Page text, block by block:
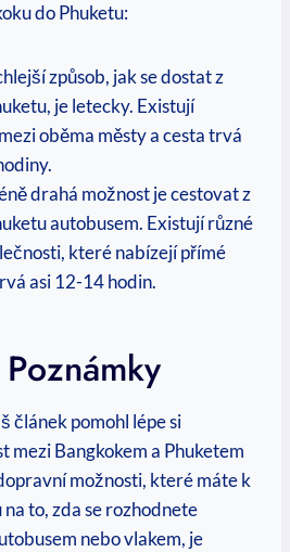
do Phuketu:
způsob, jak ⁣se‍ dostat z
je⁣ letecky. ⁢Existují
oběma městy a cesta trvá
drahá možnost je cestovat​ z
autobusem. Existují různé
které nabízejí přímé
⁣asi 12-14 hodin.
článek pomohl lépe si
Bangkokem a Phuketem
možnosti, které máte k
to,⁤ zda ⁢se rozhodnete
nebo‌ vlakem, je